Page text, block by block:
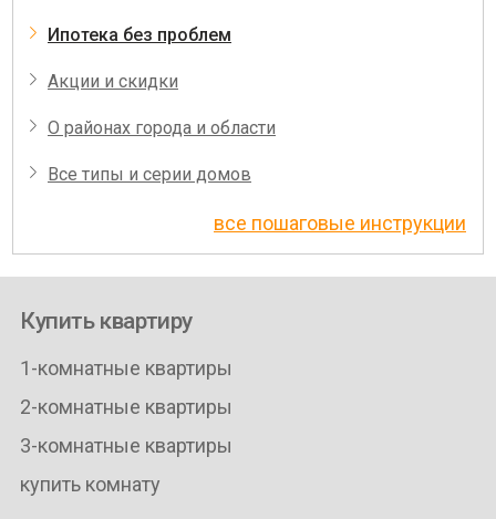
Ипотека без проблем
Акции и скидки
О районах города и области
Все типы и серии домов
все пошаговые инструкции
Купить квартиру
1-комнатные квартиры
2-комнатные квартиры
3-комнатные квартиры
купить комнату